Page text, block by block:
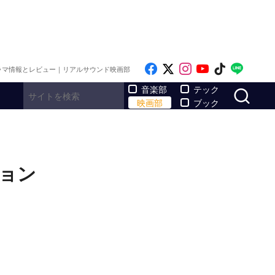
情報とレビュー｜リアルサウンド映画部 Like on Facebook
Follow on x
Follow on
Follow on
Follow
音楽部
映画部
テック
ブック
ン